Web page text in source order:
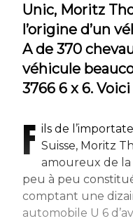
Unic, Moritz
l’origine d’un
A de 370
véhicule
3766 6 x 6.
F ils de
Suisse, Moritz
amoureux de la
peu à peu
comptant une
automobile U 6